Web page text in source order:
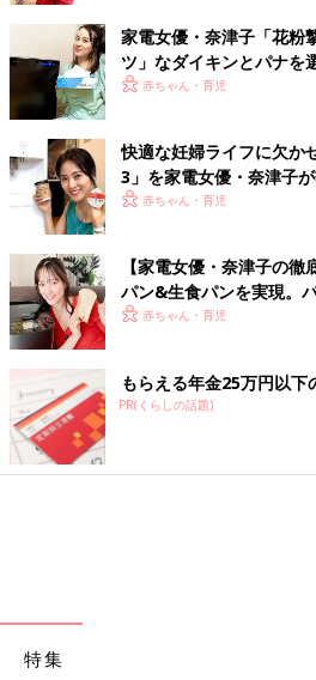
家電女優・奈津子「花粉
ツ」なダイキンとパナを
赤ちゃん・育児
快適な妊婦ライフに欠か
3」を家電女優・奈津子
赤ちゃん・育児
【家電女優・奈津子の
パン&生食パンを実現。
は食卓の救世主だった
赤ちゃん・育児
もらえる年金25万円以下
PR(くらしの話題)
特集